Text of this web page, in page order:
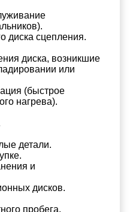
диска сцепления.
диска, возникшие
или
(быстрое
нагрева).
детали.
и
дисков.
пробега.